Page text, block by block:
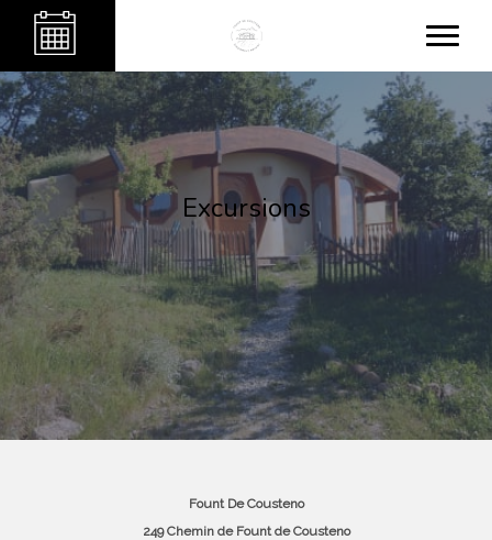
Excursions
Fount De Cousteno
249 Chemin de Fount de Cousteno